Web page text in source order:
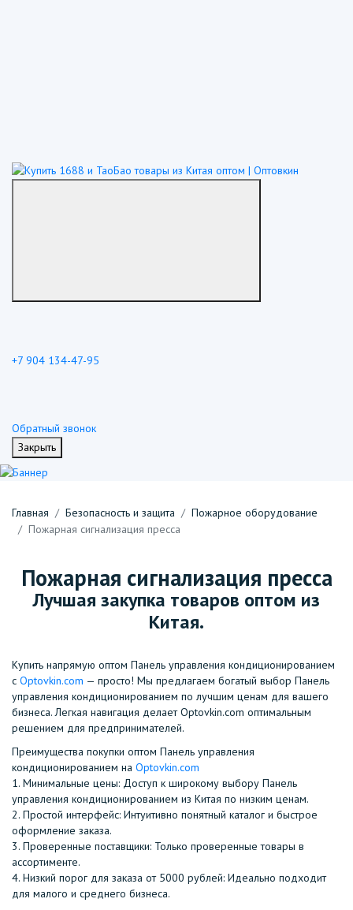
+7 904 134-47-95
Обратный звонок
Закрыть
Главная Безопасность и защита
Пожарное оборудование
Пожарная сигнализация пресса
Пожарная сигнализация пресса
Лучшая закупка товаров оптом из
Китая.
Купить напрямую оптом Панель управления кондиционированием
с Optovkin.com — просто! Мы предлагаем богатый выбор Панель
управления кондиционированием по лучшим ценам для вашего
бизнеса. Легкая навигация делает Optovkin.com оптимальным
решением для предпринимателей.
Преимущества покупки оптом Панель управления
кондиционированием на Optovkin.com
1.⁠ ⁠Минимальные цены: Доступ к широкому выбору Панель
управления кондиционированием из Китая по низким ценам.
2.⁠ ⁠Простой интерфейс: Интуитивно понятный каталог и быстрое
оформление заказа.
3.⁠ ⁠Проверенные поставщики: Только проверенные товары в
ассортименте.
4.⁠ ⁠Низкий порог для заказа от 5000 рублей: Идеально подходит
для малого и среднего бизнеса.